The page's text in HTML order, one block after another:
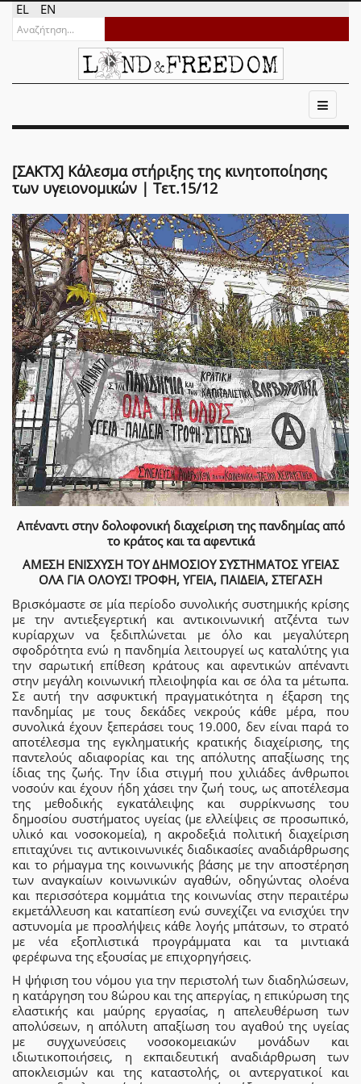
EL EN
[ΣΑΚΤΧ] Κάλεσμα στήριξης της κινητοποίησης
των υγειονομικών | Τετ.15/12
Απέναντι στην δολοφονική διαχείριση της πανδημίας από
το κράτος και τα αφεντικά
ΑΜΕΣΗ ΕΝΙΣΧΥΣΗ ΤΟΥ ΔΗΜΟΣΙΟΥ ΣΥΣΤΗΜΑΤΟΣ ΥΓΕΙΑΣ
ΟΛΑ ΓΙΑ ΟΛΟΥΣ! ΤΡΟΦΗ, ΥΓΕΙΑ, ΠΑΙΔΕΙΑ, ΣΤΕΓΑΣΗ
Βρισκόμαστε σε μία περίοδο συνολικής συστημικής κρίσης
με την αντιεξεγερτική και αντικοινωνική ατζέντα των
κυρίαρχων να ξεδιπλώνεται με όλο και μεγαλύτερη
σφοδρότητα ενώ η πανδημία λειτουργεί ως καταλύτης για
την σαρωτική επίθεση κράτους και αφεντικών απέναντι
στην μεγάλη κοινωνική πλειοψηφία και σε όλα τα μέτωπα.
Σε αυτή την ασφυκτική πραγματικότητα η έξαρση της
πανδημίας με τους δεκάδες νεκρούς κάθε μέρα, που
συνολικά έχουν ξεπεράσει τους 19.000, δεν είναι παρά το
αποτέλεσμα της εγκληματικής κρατικής διαχείρισης, της
παντελούς αδιαφορίας και της απόλυτης απαξίωσης της
ίδιας της ζωής. Την ίδια στιγμή που χιλιάδες άνθρωποι
νοσούν και έχουν ήδη χάσει την ζωή τους, ως αποτέλεσμα
της μεθοδικής εγκατάλειψης και συρρίκνωσης του
δημοσίου συστήματος υγείας (με ελλείψεις σε προσωπικό,
υλικό και νοσοκομεία), η ακροδεξιά πολιτική διαχείριση
επιταχύνει τις αντικοινωνικές διαδικασίες αναδιάρθρωσης
και το ρήμαγμα της κοινωνικής βάσης με την αποστέρηση
των αναγκαίων κοινωνικών αγαθών, οδηγώντας ολοένα
και περισσότερα κομμάτια της κοινωνίας στην περαιτέρω
εκμετάλλευση και καταπίεση ενώ συνεχίζει να ενισχύει την
αστυνομία με προσλήψεις κάθε λογής μπάτσων, το στρατό
με νέα εξοπλιστικά προγράμματα και τα μιντιακά
φερέφωνα της εξουσίας με επιχορηγήσεις.
Η ψήφιση του νόμου για την περιστολή των διαδηλώσεων,
η κατάργηση του 8ώρου και της απεργίας, η επικύρωση της
ελαστικής και μαύρης εργασίας, η απελευθέρωση των
απολύσεων, η απόλυτη απαξίωση του αγαθού της υγείας
με συγχωνεύσεις νοσοκομειακών μονάδων και
ιδιωτικοποιήσεις, η εκπαιδευτική αναδιάρθρωση των
αποκλεισμών και της καταστολής, οι αντεργατικοί και